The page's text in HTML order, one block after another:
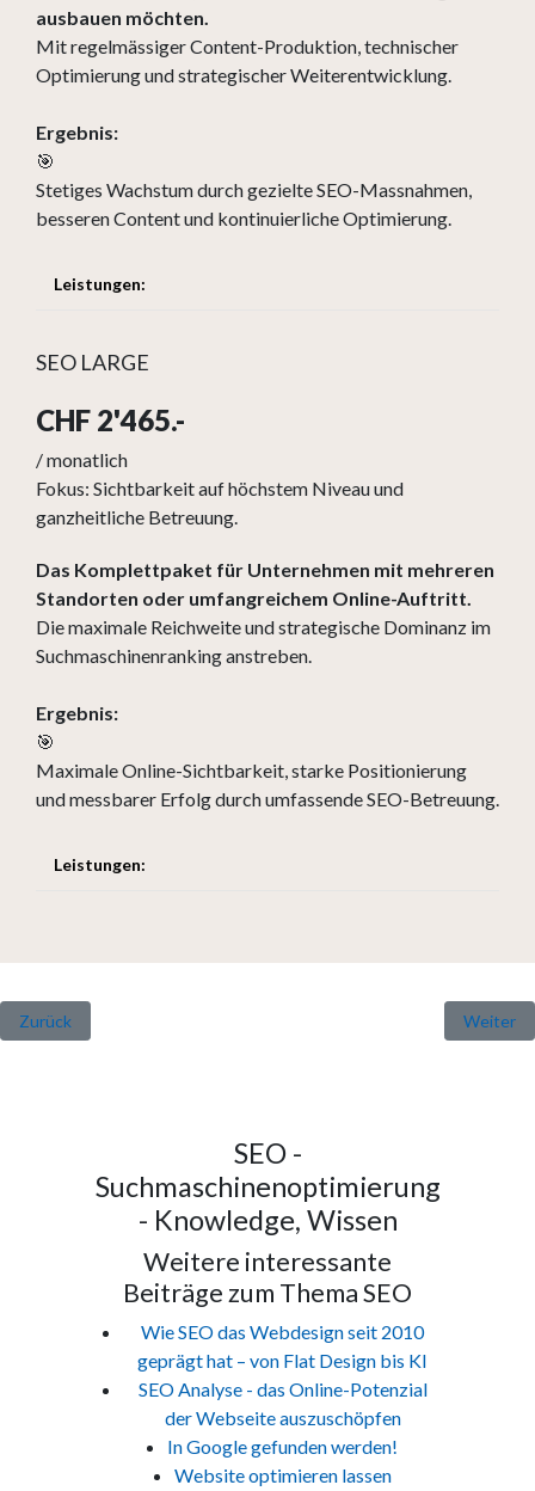
ausbauen möchten.
Mit regelmässiger Content-Produktion, technischer
Optimierung und strategischer Weiterentwicklung.
Ergebnis:
🎯
Stetiges Wachstum durch gezielte SEO-Massnahmen,
besseren Content und kontinuierliche Optimierung.
Leistungen:
SEO LARGE
CHF 2'465.-
/ monatlich
Fokus: Sichtbarkeit auf höchstem Niveau und
ganzheitliche Betreuung.
Das Komplettpaket für Unternehmen mit mehreren
Standorten oder umfangreichem Online-Auftritt.
Die maximale Reichweite und strategische Dominanz im
Suchmaschinenranking anstreben.
Ergebnis:
🎯
Maximale Online-Sichtbarkeit, starke Positionierung
und messbarer Erfolg durch umfassende SEO-Betreuung.
Leistungen:
Vorheriger Beitrag: Die Entwicklung der Marketing - Zeitschrift "The
Zurück Weiter
SEO -
Suchmaschinenoptimierung
- Knowledge, Wissen
Weitere interessante
Beiträge zum Thema SEO
Wie SEO das Webdesign seit 2010
geprägt hat – von Flat Design bis KI
SEO Analyse - das Online-Potenzial
der Webseite auszuschöpfen
In Google gefunden werden!
Website optimieren lassen